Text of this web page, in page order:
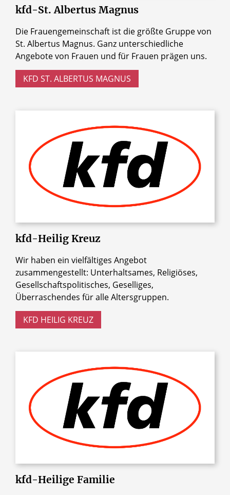
kfd-St. Albertus Magnus
Die Frauengemeinschaft ist die größte Gruppe von
St. Albertus Magnus. Ganz unterschiedliche
Angebote von Frauen und für Frauen prägen uns.
KFD ST. ALBERTUS MAGNUS
kfd-Heilig Kreuz
Wir haben ein vielfältiges Angebot
zusammengestellt: Unterhaltsames, Religiöses,
Gesellschaftspolitisches, Geselliges,
Überraschendes für alle Altersgruppen.
KFD HEILIG KREUZ
kfd-Heilige Familie